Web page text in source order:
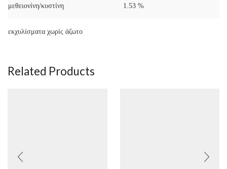
μεθειονίνη/κυστίνη 1.53 %
εκχυλίσματα χωρίς άζωτο
Related Products